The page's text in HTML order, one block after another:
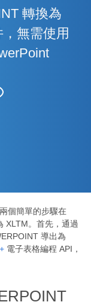
轉換為
無需使用
個簡單的步驟在
XLTM。首先，通過
導出為
電子表格編程 API，